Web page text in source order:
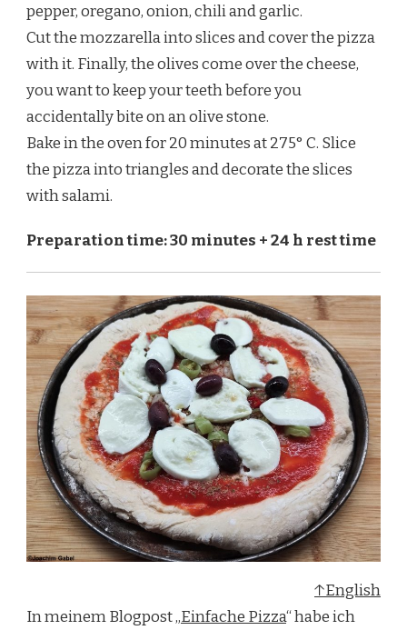
pepper, oregano, onion, chili and garlic.
Cut the mozzarella into slices and cover the pizza
with it. Finally, the olives come over the cheese,
you want to keep your teeth before you
accidentally bite on an olive stone.
Bake in the oven for 20 minutes at 275° C. Slice
the pizza into triangles and decorate the slices
with salami.
Preparation time: 30 minutes + 24 h rest time
↑English
In meinem Blogpost „Einfache Pizza“ habe ich